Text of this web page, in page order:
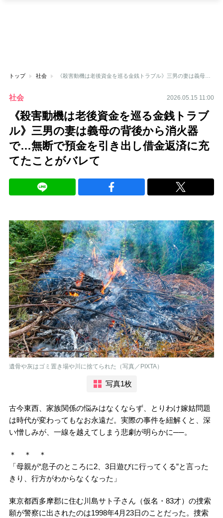
トップ 社会 《殺害動機は老後資金を巡る金銭トラブル》三男の妻は義母の背後から消火器で…無断で預金を引き出し借金返済に充てたことがバレて
社会 2026.05.15 11:00
《殺害動機は老後資金を巡る金銭トラブ
ル》三男の妻は義母の背後から消火器
で…無断で預金を引き出し借金返済に充
てたことがバレて
遺骨や灰はゴミ置き場や川に捨てられた（写真／PIXTA）
写真1枚
古今東西、家族関係の悩みはなくならず、とりわけ嫁姑問題
は時代が変わってもなお永遠だ。実際の事件を紐解くと、深
い憎しみが、一線を越えてしまう悲劇が明らかに──。
＊ ＊ ＊
「母親が“息子のところに2、3日遊びに行ってくる”と言った
きり、行方がわからなくなった」
東京都西多摩郡に住む川島サト子さん（仮名・83才）の捜索
願が警察に出されたのは1998年4月23日のことだった。捜索